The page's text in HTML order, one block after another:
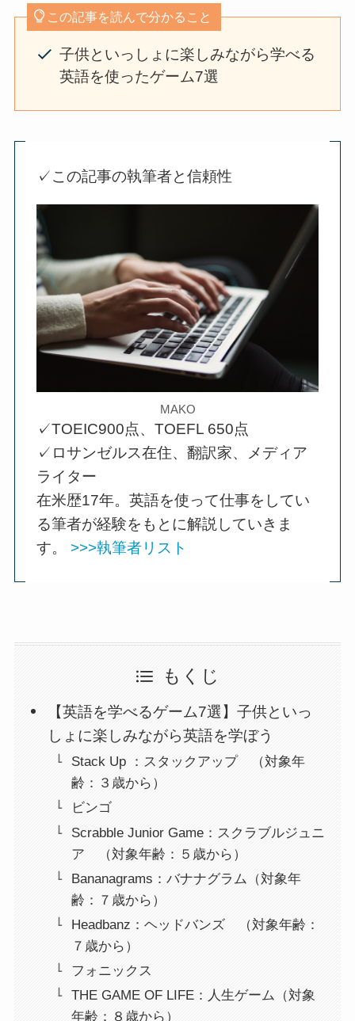
この記事を読んで分かること
子供といっしょに楽しみながら学べる
英語を使ったゲーム7選
✓この記事の執筆者と信頼性
MAKO
✓TOEIC900点、TOEFL 650点
✓ロサンゼルス在住、翻訳家、メディア
ライター
在米歴17年。英語を使って仕事をしてい
る筆者が経験をもとに解説していきま
す。 >>>執筆者リスト
もくじ
【英語を学べるゲーム7選】子供といっ
しょに楽しみながら英語を学ぼう
Stack Up ：スタックアップ （対象年
齢：３歳から）
ビンゴ
Scrabble Junior Game：スクラブルジュニ
ア （対象年齢：５歳から）
Bananagrams：バナナグラム（対象年
齢：７歳から）
Headbanz：ヘッドバンズ （対象年齢：
７歳から）
フォニックス
THE GAME OF LIFE：人生ゲーム（対象
年齢：８歳から）